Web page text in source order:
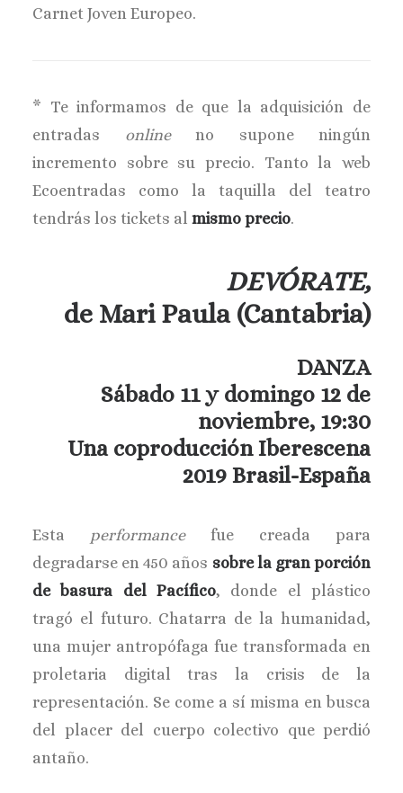
Carnet Joven Europeo.
* Te informamos de que la adquisición de
entradas onlineno supone ningún
incremento sobre su precio. Tanto la web
Ecoentradas como la taquilla del teatro
tendrás los tickets al mismo precio.
DEVÓRATE,
de Mari Paula (Cantabria)
DANZA
Sábado 11 y domingo 12 de
noviembre, 19:30
Una coproducción Iberescena
2019 Brasil-España
Esta performancefue creada para
degradarse en 450 años sobre la gran porción
de basura del Pacífico, donde el plástico
tragó el futuro. Chatarra de la humanidad,
una mujer antropófaga fue transformada en
proletaria digital tras la crisis de la
representación. Se come a sí misma en busca
del placer del cuerpo colectivo que perdió
antaño.